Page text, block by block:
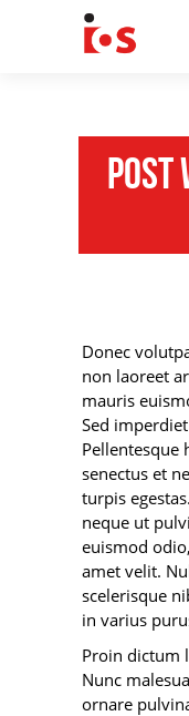
Post
Donec
non laoreet
mauris
Sed
senectus et
turpis
neque ut
euismod
amet velit.
scelerisque
in varius
Proin dictum
Nunc
ornare